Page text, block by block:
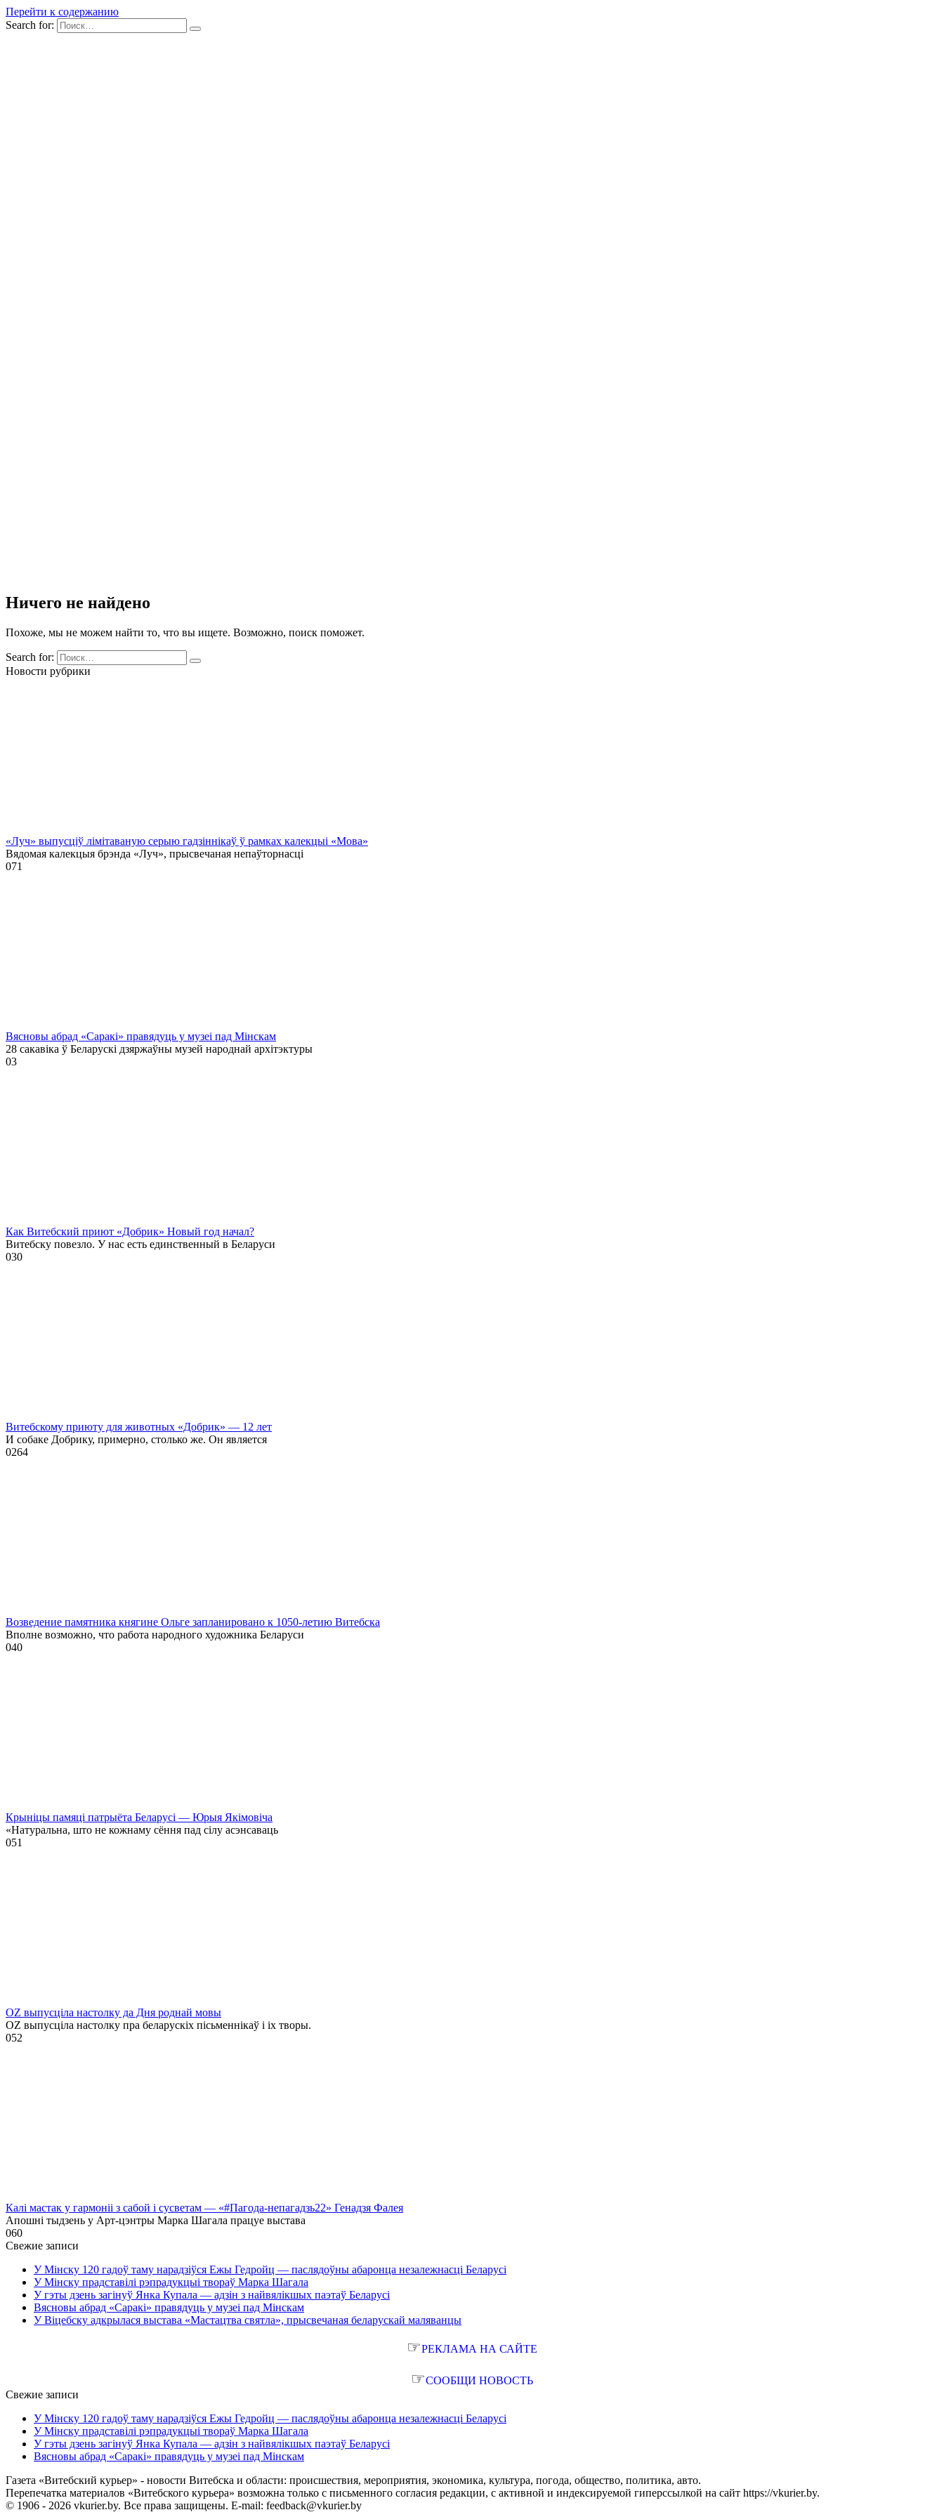
Перейти к содержанию
Search for:
Ничего не найдено
Похоже, мы не можем найти то, что вы ищете. Возможно, поиск поможет.
Search for:
Новости рубрики
«Луч» выпусціў лiмiтаваную серыю гадзіннікаў ў рамках калекцыі «Мова»
Вядомая калекцыя брэнда «Луч», прысвечаная непаўторнасці
071
Вясновы абрад «Саракі» правядуць у музеі пад Мінскам
28 сакавіка ў Беларускі дзяржаўны музей народнай архітэктуры
03
Как Витебский приют «Добрик» Новый год начал?
Витебску повезло. У нас есть единственный в Беларуси
030
Витебскому приюту для животных «Добрик» — 12 лет
И собаке Добрику, примерно, столько же. Он является
0264
Возведение памятника княгине Ольге запланировано к 1050-летию Витебска
Вполне возможно, что работа народного художника Беларуси
040
Крыніцы памяці патрыёта Беларусі — Юрыя Якімовіча
«Натуральна, што не кожнаму сёння пад сілу асэнсаваць
051
OZ выпусціла настолку да Дня роднай мовы
OZ выпусціла настолку пра беларускіх пісьменнікаў і іх творы.
052
Калі мастак у гармоніі з сабой і сусветам — «#Пагода-непагадзь22» Генадзя Фалея
Апошні тыдзень у Арт-цэнтры Марка Шагала працуе выстава
060
Свежие записи
У Мінску 120 гадоў таму нарадзіўся Ежы Гедройц — паслядоўны абаронца незалежнасці Беларусі
У Мінску прадставілі рэпрадукцыі твораў Марка Шагала
У гэты дзень загінуў Янка Купала — адзін з найвялікшых паэтаў Беларусі
Вясновы абрад «Саракі» правядуць у музеі пад Мінскам
У Віцебску адкрылася выстава «Мастацтва святла», прысвечаная беларускай маляванцы
☞РЕКЛАМА НА САЙТЕ
☞СООБЩИ НОВОСТЬ
Свежие записи
У Мінску 120 гадоў таму нарадзіўся Ежы Гедройц — паслядоўны абаронца незалежнасці Беларусі
У Мінску прадставілі рэпрадукцыі твораў Марка Шагала
У гэты дзень загінуў Янка Купала — адзін з найвялікшых паэтаў Беларусі
Вясновы абрад «Саракі» правядуць у музеі пад Мінскам
Газета «Витебский курьер» - новости Витебска и области: происшествия, мероприятия, экономика, культура, погода, общество, политика, авто.
Перепечатка материалов «Витебского курьера» возможна только с письменного согласия редакции, с активной и индексируемой гиперссылкой на сайт https://vkurier.by.
© 1906 - 2026 vkurier.by. Все права защищены. E-mail: feedback@vkurier.by